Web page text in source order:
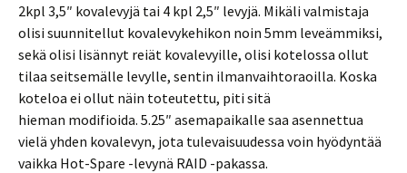
2kpl 3,5″ kovalevyjä tai 4 kpl 2,5″ levyjä. Mikäli valmistaja
olisi suunnitellut kovalevykehikon noin 5mm leveämmiksi,
sekä olisi lisännyt reiät kovalevyille, olisi kotelossa ollut
tilaa seitsemälle levylle, sentin ilmanvaihtoraoilla. Koska
koteloa ei ollut näin toteutettu, piti sitä
hieman modifioida. 5.25″ asemapaikalle saa asennettua
vielä yhden kovalevyn, jota tulevaisuudessa voin hyödyntää
vaikka Hot-Spare -levynä RAID -pakassa.